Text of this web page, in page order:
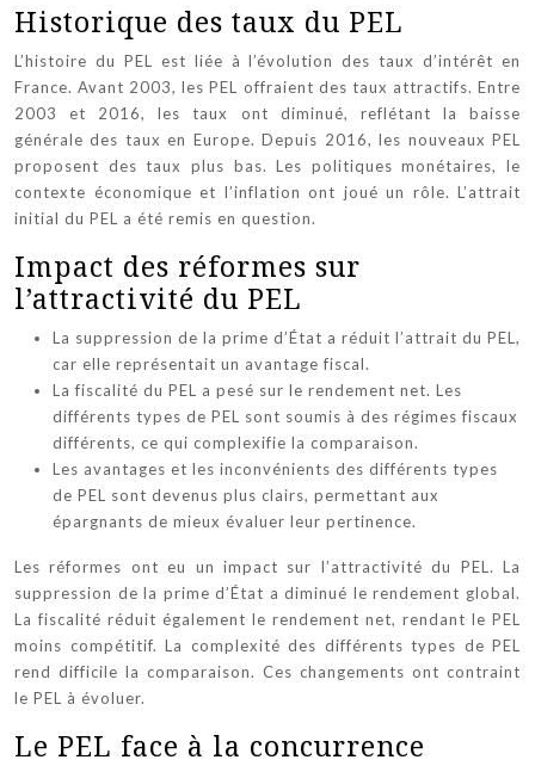
Historique des taux du PEL
L’histoire du PEL est liée à l’évolution des taux d’intérêt en
France. Avant 2003, les PEL offraient des taux attractifs. Entre
2003 et 2016, les taux ont diminué, reflétant la baisse
générale des taux en Europe. Depuis 2016, les nouveaux PEL
proposent des taux plus bas. Les politiques monétaires, le
contexte économique et l’inflation ont joué un rôle. L’attrait
initial du PEL a été remis en question.
Impact des réformes sur
l’attractivité du PEL
La suppression de la prime d’État a réduit l’attrait du PEL,
car elle représentait un avantage fiscal.
La fiscalité du PEL a pesé sur le rendement net. Les
différents types de PEL sont soumis à des régimes fiscaux
différents, ce qui complexifie la comparaison.
Les avantages et les inconvénients des différents types
de PEL sont devenus plus clairs, permettant aux
épargnants de mieux évaluer leur pertinence.
Les réformes ont eu un impact sur l’attractivité du PEL. La
suppression de la prime d’État a diminué le rendement global.
La fiscalité réduit également le rendement net, rendant le PEL
moins compétitif. La complexité des différents types de PEL
rend difficile la comparaison. Ces changements ont contraint
le PEL à évoluer.
Le PEL face à la concurrence